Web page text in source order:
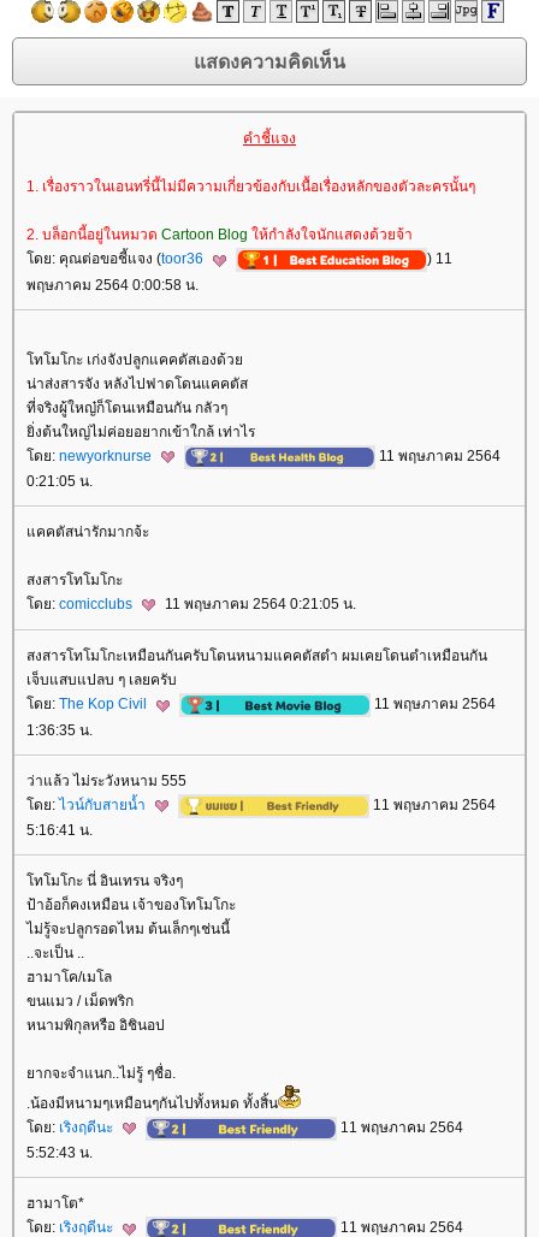
คำชี้แจง
1. เรื่องราวในเอนทรี่นี้ไม่มีความเกี่ยวข้องกับเนื้อเรื่องหลักของตัวละครนั้นๆ
2. บล็อกนี้อยู่ในหมวด Cartoon Blog ห้กำลังใจนักแสดงด้วยจ้า
ดย: คุณต่อขอชี้แจง (toor36
) 11
พฤษภาคม 2564 0:00:58 น.
ทโมโกะ เก่งจังปลูกแคคตัสเองด้ว
น่าส่งสารจัง หลังไปฟาดโดนแคคตัส
ที่จริงผู้ใหญ๋ก็โดนเหมือนกัน กลัวๆ
ิ่งต้นใหญ่ไม่ค่อยอยากเข้าใกล้ เท่าไร
ดย: newyorknurse
11 พฤษภาคม 2564
0:21:05 น.
คคตัสน่ารักมากจ้ะ
สงสารโทโมโกะ
ดย: comicclubs 11 พฤษภาคม 2564 0:21:05 น.
สงสารโทโมโกะเหมือนกันครับโดนหนามแคคตัสตำ ผมเคยโดนตำเหมือนกัน
เจ็บแสบแปลบ ๆ เลยครับ
ดย: The Kop Civil
11 พฤษภาคม 2564
1:36:35 น.
ว่าแล้ว ไม่ระวังหนาม 555
ดย:ไวน์กับสายน้ำ
11 พฤษภาคม 2564
5:16:41 น.
ทโมโกะ นี่ อินเทรน จริงๆ
ป้าอ้อก็คงเหมือน เจ้าของโทโมโกะ
ไม่รู้จะปลูกรอดไหม ต้นเล็กๆเช่นนี้
..จะเป็น ..
ฮามาโค/เมโล
ขนแมว / เม็ดพริก
หนามพิกุลหรือ อิชินอป
ากจะจำแนก..ไม่รู้ ๆชื่อ.
.น้องมีหนามๆเหมือนๆกันไปทั้งหมด ทั้งสิ้น
ดย: เริงฤดีนะ
11 พฤษภาคม 2564
5:52:43 น.
ฮามาโต*
ดย: เริงฤดีนะ
11 พฤษภาคม 2564